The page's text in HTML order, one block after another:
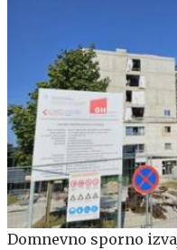
Domnevno sporno